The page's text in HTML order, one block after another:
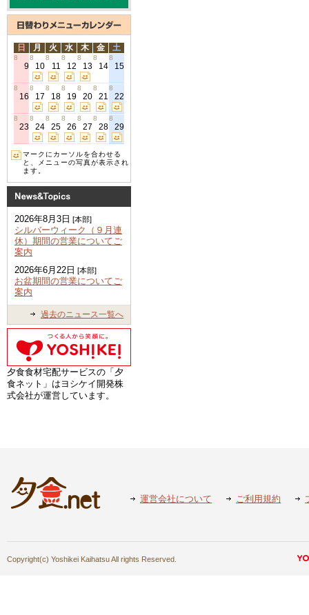
日 月 火 水 木 金 土
8
9
8
10
8
11
8
12
8
13
8
14
8
15
8
16
8
17
8
18
8
19
8
20
8
21
8
22
8
23
8
24
8
25
8
26
8
27
8
28
8
29
マークにカーソルを合わせる
と、メニューの写真が表示され
ます。
2026年8月3日 [本部]
シルバーウィーク（９月連
休）期間の営業についてご
案内
2026年6月22日 [本部]
お盆期間の営業についてご
案内
過去のニュース一覧へ
夕食食材宅配サービスの「夕
食ネット」はヨシケイ開発株
式会社が運営しています。
運営会社について ご利用規約
Copyright(c) Yoshikei Kaihatsu All rights Reserved.